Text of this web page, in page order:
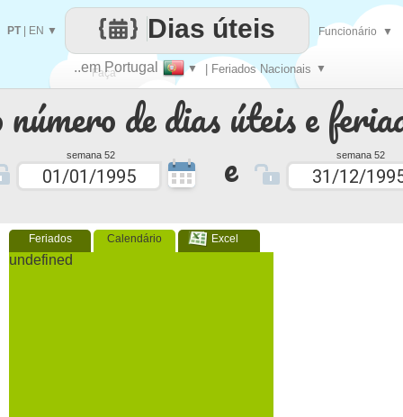
de dias úteis e
semana 52 e semana 52
Feriados Calendário Excel
undefined
Faça
cada
..em Portugal ▼ | Feriados Nacionais ▼
Dias úteis
PT| EN ▼ Funcionário ▼